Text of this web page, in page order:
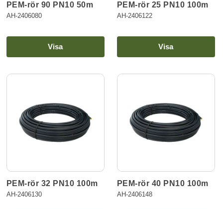
PEM-rör 90 PN10 50m
AH-2406080
Visa
PEM-rör 25 PN10 100m
AH-2406122
Visa
PEM-rör 32 PN10 100m
AH-2406130
PEM-rör 40 PN10 100m
AH-2406148